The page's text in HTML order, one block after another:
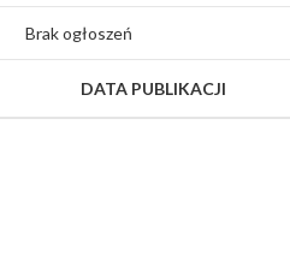
DATA PUBLIKACJI
Brak ogłoszeń